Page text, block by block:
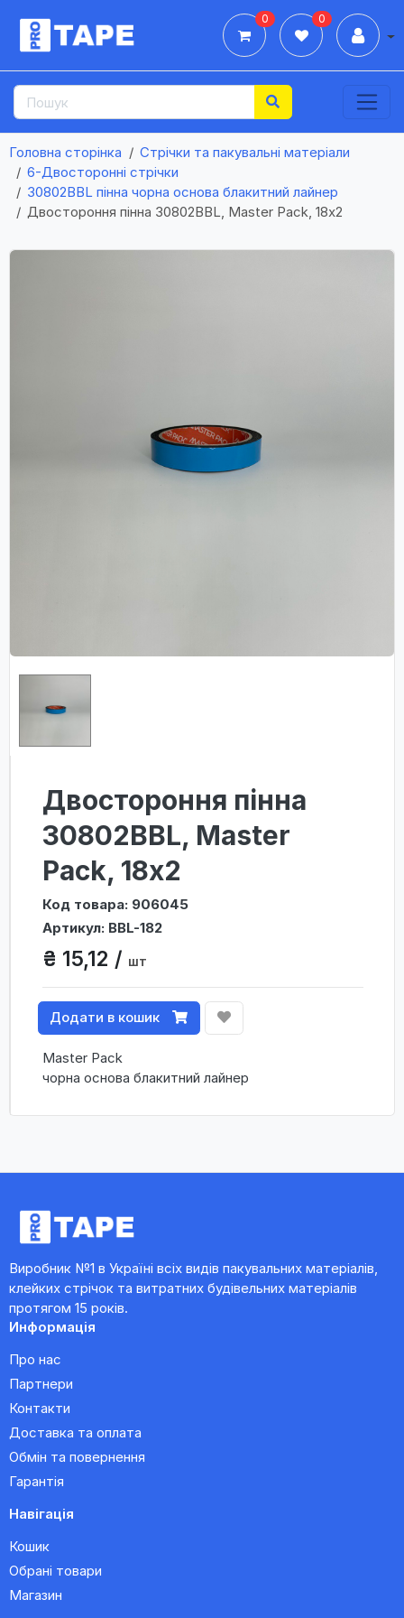
0 0
Головна сторінка
Стрічки та пакувальні матеріали
6-Двосторонні стрічки
30802BBL пінна чорна основа блакитний лайнер
Двостороння пінна 30802BBL, Master Pack, 18х2
Двостороння пінна
30802BBL, Master
Pack, 18х2
Код товара: 906045
Артикул: BBL-182
₴ 15,12 / шт
Додати в кошик
Master Pack
чорна основа блакитний лайнер
Виробник №1 в Україні всіх видів пакувальних матеріалів,
клейких стрічок та витратних будівельних матеріалів
протягом 15 років.
Информація
Про нас
Партнери
Контакти
Доставка та оплата
Обмін та повернення
Гарантія
Навігація
Кошик
Обрані товари
Магазин